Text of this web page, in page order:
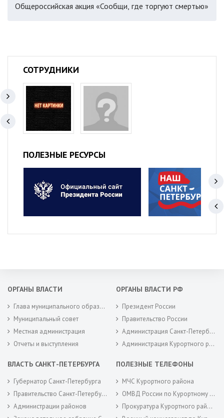
Общероссийская акция «Сообщи, где торгуют смертью»
СОТРУДНИКИ
ПОЛЕЗНЫЕ РЕСУРСЫ
ОРГАНЫ ВЛАСТИ
Глава муниципального образования
Муниципальный совет
Местная администрация
Отчеты и выступления
ОРГАНЫ ВЛАСТИ РФ
Президент России
Правительство России
Администрация Санкт-Петербурга
Администрация Курортного района Санкт-Петербурга
ВЛАСТЬ САНКТ-ПЕТЕРБУРГА
Губернатор Санкт-Петербурга
Правительство Санкт-Петербурга
Администрации районов
ПОЛЕЗНЫЕ ТЕЛЕФОНЫ
МЧС Курортного района
ОМВД России по Курортному району
Прокуратура Курортного района